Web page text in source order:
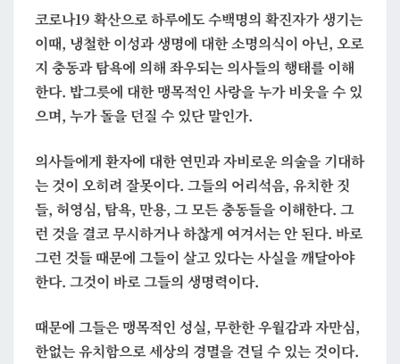
해
그
리
고
부
코로나19 확산으로 하루에도 수백명의 확진자가 생기는
이때, 냉철한 이성과 생명에 대한 소명의식이 아닌, 오로
지 충동과 탐욕에 의해 좌우되는 의사들의 행태를 이해
한다. 밥그릇에 대한 맹목적인 사랑을 누가 비웃을 수 있
으며, 누가 돌을 던질 수 있단 말인가.
의사들에게 환자에 대한 연민과 자비로운 의술을 기대하
는 것이 오히려 잘못이다. 그들의 어리석음, 유치한 짓
들, 허영심, 탐욕, 만용, 그 모든 충동들을 이해한다. 그
런 것을 결코 무시하거나 하찮게 여겨서는 안 된다. 바로
그런 것들 때문에 그들이 살고 있다는 사실을 깨달아야
한다. 그것이 바로 그들의 생명력이다.
때문에 그들은 맹목적인 성실, 무한한 우월감과 자만심,
한없는 유치함으로 세상의 경멸을 견딜 수 있는 것이다.